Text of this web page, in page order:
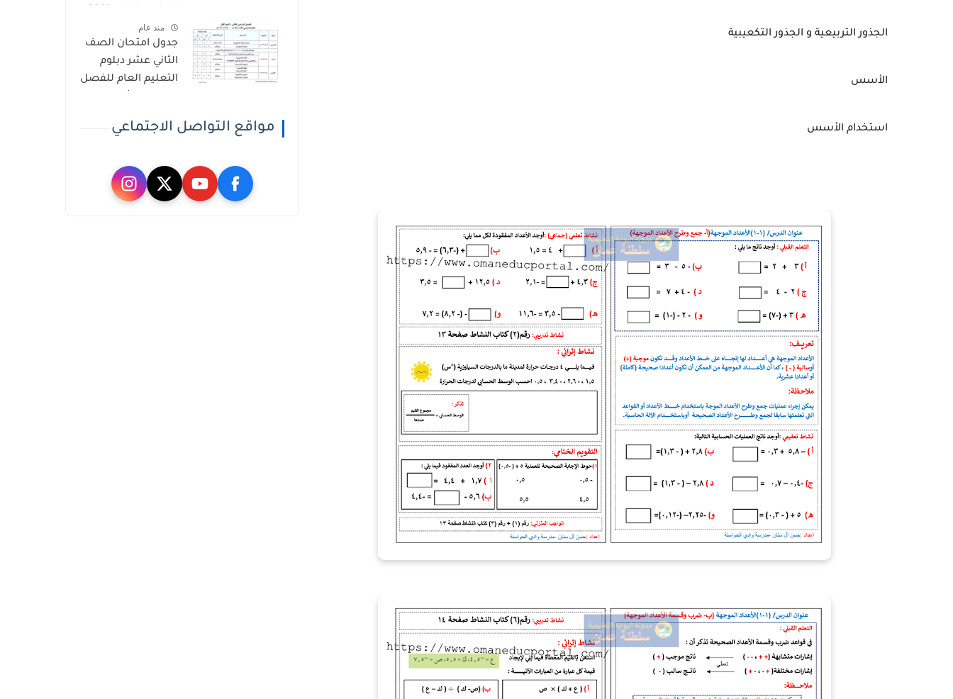
الجذور التربيعية و الجذور التكعيبية
الأسس
استخدام الأسس
2026منذ عام
جدول امتحان الصف
الثاني عشر دبلوم
التعليم العام للفصل
مواقع التواصل الاجتماعي